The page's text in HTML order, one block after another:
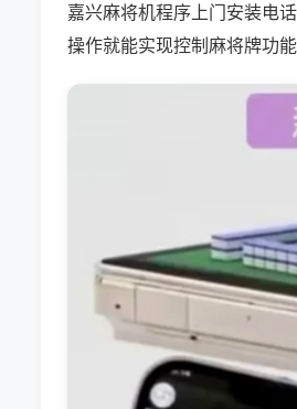
嘉兴麻将机程序上门安装电
操作就能实现控制麻将牌功能